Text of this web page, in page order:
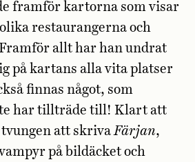
framför kartorna som visar
restaurangerna och
allt har han undrat
på kartans alla vita platser
finnas något, som
har tillträde till! Klart att
tvungen att skrivaFärjan,
på bildäcket och